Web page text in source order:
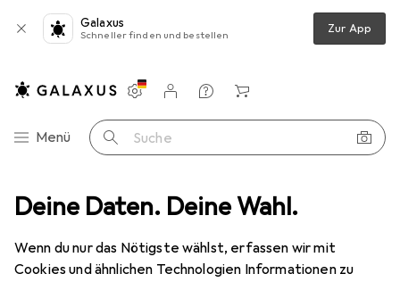
Deine Daten. Deine Wahl.
Wenn du nur das Nötigste wählst, erfassen wir mit
Cookies und ähnlichen Technologien Informationen zu
Galaxus
Schneller finden und bestellen Zur App
Navigation nach Kategorien
Menü Suche
Einstellungen
Kundenkonto
Vergleichslisten
Merklisten
Warenkorb
Baumarkt + Garten Blumen + Pflanzen
Blumenstrauss· Blumen